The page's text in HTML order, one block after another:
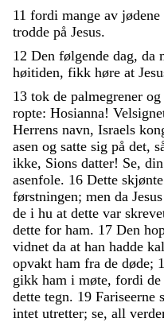
11 fordi mange av jødene
trodde på Jesus.
12 Den følgende dag, da
høitiden, fikk høre at
13 tok de palmegrener og
ropte: Hosianna!
Herrens navn, Israels
asen og satte sig på det,
ikke, Sions datter! Se, din
asenfole. 16 Dette skjønte
førstningen; men da Jesus
de i hu at dette var
dette for ham. 17 Den
vidnet da at han hadde
opvakt ham fra de døde;
gikk ham i møte, fordi de
dette tegn. 19 Fariseerne
intet utretter; se, all